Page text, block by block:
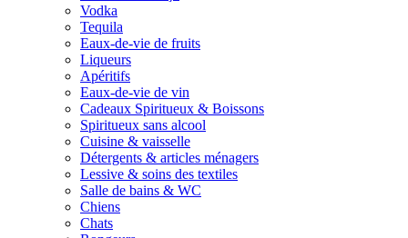
Vodka
Tequila
Eaux-de-vie de fruits
Liqueurs
Apéritifs
Eaux-de-vie de vin
Cadeaux Spiritueux & Boissons
Spiritueux sans alcool
Cuisine & vaisselle
Détergents & articles ménagers
Lessive & soins des textiles
Salle de bains & WC
Chiens
Chats